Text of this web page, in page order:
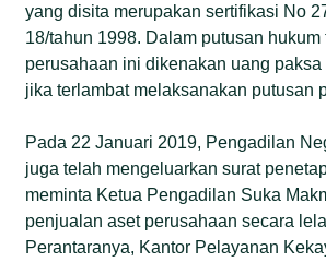
yang disita merupakan sertifikasi No
18/tahun 1998. Dalam putusan hukum
perusahaan ini dikenakan uang paksa
jika terlambat melaksanakan putusan
Pada 22 Januari 2019, Pengadilan
juga telah mengeluarkan surat
meminta Ketua Pengadilan Suka
penjualan aset perusahaan secara
Perantaranya, Kantor Pelayanan